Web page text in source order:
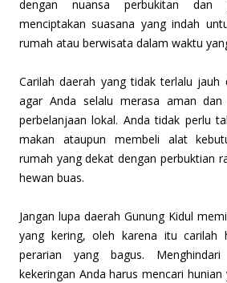
dengan nuansa perbukitan
menciptakan suasana yang indah
rumah atau berwisata dalam waktu
Carilah daerah yang tidak terlalu jauh
agar Anda selalu merasa aman
perbelanjaan lokal. Anda tidak perlu
makan ataupun membeli alat
rumah yang dekat dengan perbuktian
hewan buas.
Jangan lupa daerah Gunung Kidul
yang kering, oleh karena itu carilah
perarian yang bagus.
kekeringan Anda harus mencari